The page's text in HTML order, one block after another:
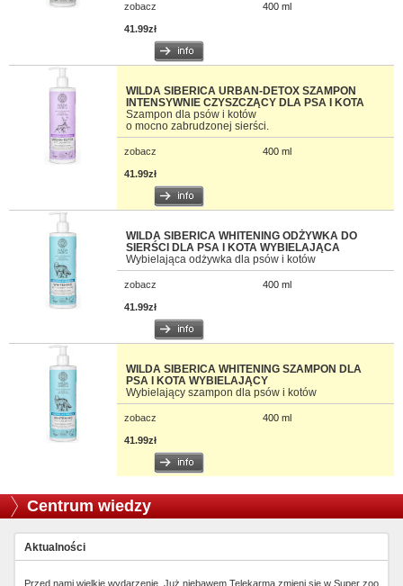
zobacz 400 ml
41.99zł
WILDA SIBERICA URBAN-DETOX SZAMPON
INTENSYWNIE CZYSZCZĄCY DLA PSA I KOTA
Szampon dla psów i kotów
o mocno zabrudzonej sierści.
zobacz 400 ml
41.99zł
WILDA SIBERICA WHITENING ODŻYWKA DO
SIERŚCI DLA PSA I KOTA WYBIELAJĄCA
Wybielająca odżywka dla psów i kotów
zobacz 400 ml
41.99zł
WILDA SIBERICA WHITENING SZAMPON DLA
PSA I KOTA WYBIELAJĄCY
Wybielający szampon dla psów i kotów
zobacz 400 ml
41.99zł
Centrum wiedzy
Aktualności
Przed nami wielkie wydarzenie. Już niebawem Telekarma zmieni się w Super zoo